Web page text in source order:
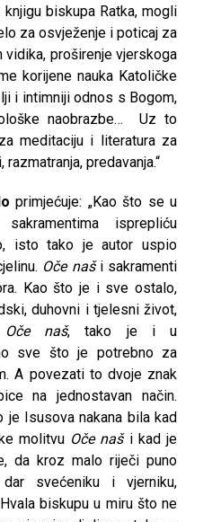
biskupa Ratka, mogli
za osvježenje i poticaj za
proširenje vjerskoga
korijene nauka Katoličke
i intimniji odnos s Bogom,
naobrazbe… Uz to
meditaciju i literatura za
predavanja.“
primjećuje: „Kao što se u
isprepliću
isto tako je autor uspio
Oče naši sakramenti
Kao što je i sve ostalo,
duhovni i tjelesni život,
Oče naš, tako je i u
sve što je potrebno za
A povezati to dvoje znak
na jednostavan način.
je Isusova nakana bila kad
molitvu Oče naši kad je
da kroz malo riječi puno
svećeniku i vjerniku,
biskupu u miru što ne